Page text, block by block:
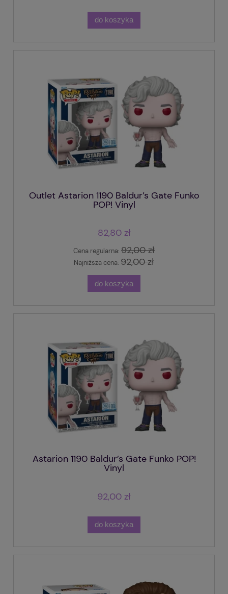
do koszyka
Outlet Astarion 1190 Baldur’s Gate Funko
POP! Vinyl
82,80 zł
Cena regularna: 92,00 zł
Najniższa cena: 92,00 zł
do koszyka
Astarion 1190 Baldur’s Gate Funko POP!
Vinyl
92,00 zł
do koszyka